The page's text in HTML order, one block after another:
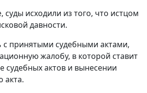
суды исходили из того, что истцом
давности.
с принятыми судебными актами,
жалобу, в которой ставит
судебных актов и вынесении
акта.